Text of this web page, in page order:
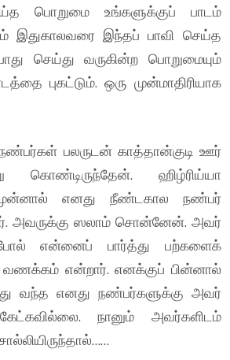
பொறுமை உங்களுக்குப் பாடம்
இதுகாலவரை இந்தப் பாவி செய்த
செய்து வருகின்ற பொறுமையும்
புகட்டும். ஒரு முன்மாதிரியாக
பலருடன் காத்தான்குடி ஊர்
கொண்டிருந்தேன். ஹிழ்ரிய்யா
முன்னால் எனது நீண்டகால நண்பர்
அவருக்கு ஸலாம் சொன்னேன். அவர்
என்னைப் பார்த்து பற்களைக்
என்றார். எனக்குப் பின்னால்
வந்த எனது நண்பர்களுக்கு அவர்
நானும் அவர்களிடம்